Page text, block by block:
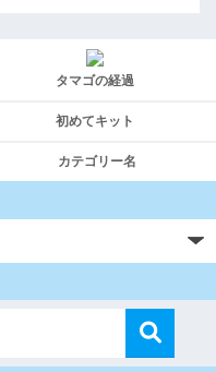
タマゴの経過
初めてキット
カテゴリー名